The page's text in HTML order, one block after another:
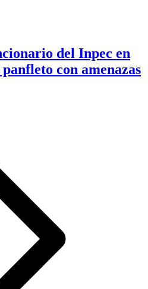
del Inpec en
con amenazas